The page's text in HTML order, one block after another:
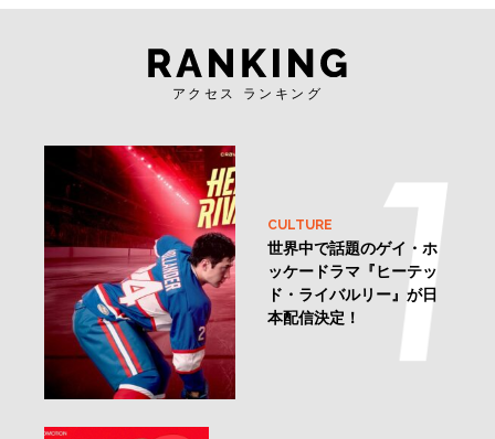
アクセス ランキング
CULTURE
世界中で話題のゲイ・ホ
ッケードラマ『ヒーテッ
ド・ライバルリー』が日
本配信決定！